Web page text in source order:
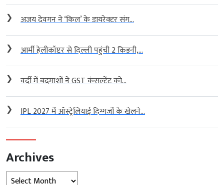
❯ अजय देवगन ने ‘किल’ के डायरेक्टर संग...
❯ आर्मी हेलीकॉप्टर से दिल्ली पहुंची 2 किडनी,...
❯ वर्दी में बदमाशों ने GST कंसल्टेंट को...
❯ IPL 2027 में ऑस्ट्रेलियाई दिग्गजों के खेलने...
Archives
Archives